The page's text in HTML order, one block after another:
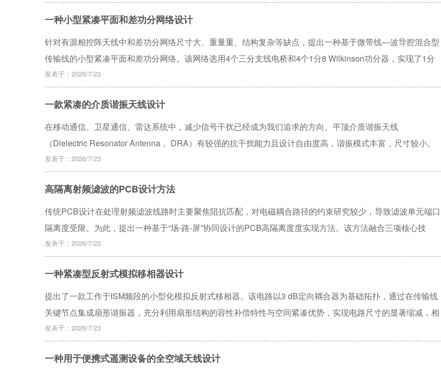
方案，实验证明该方案在滤波效果与传统FIR滤波相当的基础上，能大量降低DSP等硬件资源的用量，为国产
化射频系统的优化设计提供理论与实践参考，具有重要的工程意义。
一种小型紧凑平面和差功分网络设计
针对有源相控阵天线中和差功分网络尺寸大、重量重、结构复杂等缺点，提出一种基于微带线—波导腔混合型
传输线的小型紧凑平面和差功分网络。该网络选用4个三分支线电桥和4个1分8 Wilkinson功分器，实现了1分
32的功率分配；和差器与功分器采用共平面设计，工作于Ku频段。测试结果表明：幅度一致性（RMS）优于
0.2 dB，相位一致性（RMS）优于4°，俯仰面和方位面差波束零深大于20 dB，各端口电压驻波比（VSWR）
小于1.8。实物样件具有结构紧凑、体积小、重量轻、易于加工制作等优点，可广泛应用于机载、弹载相控阵
天线中。
发表于：2026/7/23
一款紧凑的介质谐振天线设计
在移动通信、卫星通信、雷达系统中，减少信号干扰已经成为我们追求的方向。平顶介质谐振天线
（Dielectric Resonator Antenna， DRA）有较强的抗干扰能力且设计自由度高，谐振模式丰富，尺寸较小。
基于叠加原理，同时激发低阶DRA模式和缝隙模式，在E和H平面上获得平顶方向图，并且将两个较高介电常
数的基板附着在DRA上，降低DRA模式的谐振频率，同时在基板周围添加金属壁包围介质，限制电磁场的传
播，从而改变方向性和旁瓣电平。最终设计了一款工作在3.0 GHz具有平顶辐射模式的紧凑介质谐振天线，显
示该天线的辐射模式在E和H平面上都是平顶的，与其他平顶天线相比，所提出的天线具有结构简单、尺寸紧
凑的优点。
发表于：2026/7/23
高隔离射频滤波的PCB设计方法
传统PCB设计在处理射频滤波线路时主要聚焦阻抗匹配，对电磁耦合路径的约束研究较少，导致滤波单元端口
隔离度受限。为此，提出一种基于“场-路-屏”协同设计的PCB高隔离度度实现方法。该方法融合三项核心技
术：减薄关键介质层增强垂直场约束；优化共面接地间距抑制同层横向耦合；采用工艺可实现的最小间距高密
度过孔阵列构建三维电磁屏蔽墙。通过三维电磁仿真与实物测试验证表明，在1.6~2.1 GHz频段内，协同设计
方法将端口间隔离度由67 dB提升至8 3dB以上，改善超过16 dB，且插入损耗变化小于0.1 dB。该方法为射频
滤波模块及无源滤波器的封装与电磁兼容设计提供了可量化工程参考。
发表于：2026/7/23
一种紧凑型反射式模拟移相器设计
提出了一款工作于ISM频段的小型化模拟反射式移相器。该电路以3 dB定向耦合器为基础拓扑，通过在传输线
关键节点集成扇形谐振器，充分利用扇形结构的容性补偿特性与空间紧凑优势，实现电路尺寸的显著缩减，相
比传统结构尺寸减小达23 %。实测数据显示，在2.4 GHz~2.5 GHz频带内，该移相器相移量稳定在173 °±2 °范
围内，插入损耗优于2.3 dB且波动小于1 dB，回波损耗在全调谐范围内均大于15 dB。该器件兼具小型化与结
构简化的特点，在工业传感、智能家居及短距离通信等应用场景中展现出良好的实用价值。
发表于：2026/7/23
一种用于便携式遥测设备的全空域天线设计